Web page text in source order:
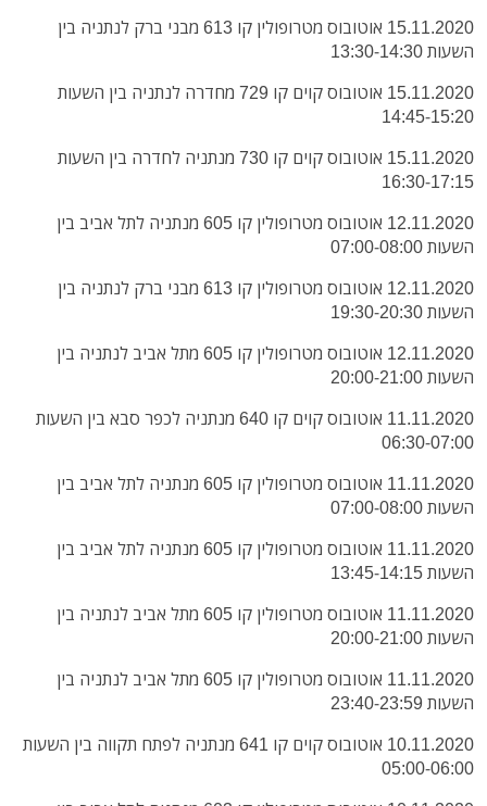
15.11.2020 אוטובוס מטרופולין קו 613 מבני ברק לנתניה בין
השעות 13:30-14:30
15.11.2020 אוטובוס קוים קו 729 מחדרה לנתניה בין השעות
14:45-15:20
15.11.2020 אוטובוס קוים קו 730 מנתניה לחדרה בין השעות
16:30-17:15
12.11.2020 אוטובוס מטרופולין קו 605 מנתניה לתל אביב בין
השעות 07:00-08:00
12.11.2020 אוטובוס מטרופולין קו 613 מבני ברק לנתניה בין
השעות 19:30-20:30
12.11.2020 אוטובוס מטרופולין קו 605 מתל אביב לנתניה בין
השעות 20:00-21:00
11.11.2020 אוטובוס קוים קו 640 מנתניה לכפר סבא בין השעות
06:30-07:00
11.11.2020 אוטובוס מטרופולין קו 605 מנתניה לתל אביב בין
השעות 07:00-08:00
11.11.2020 אוטובוס מטרופולין קו 605 מנתניה לתל אביב בין
השעות 13:45-14:15
11.11.2020 אוטובוס מטרופולין קו 605 מתל אביב לנתניה בין
השעות 20:00-21:00
11.11.2020 אוטובוס מטרופולין קו 605 מתל אביב לנתניה בין
השעות 23:40-23:59
10.11.2020 אוטובוס קוים קו 641 מנתניה לפתח תקווה בין השעות
05:00-06:00